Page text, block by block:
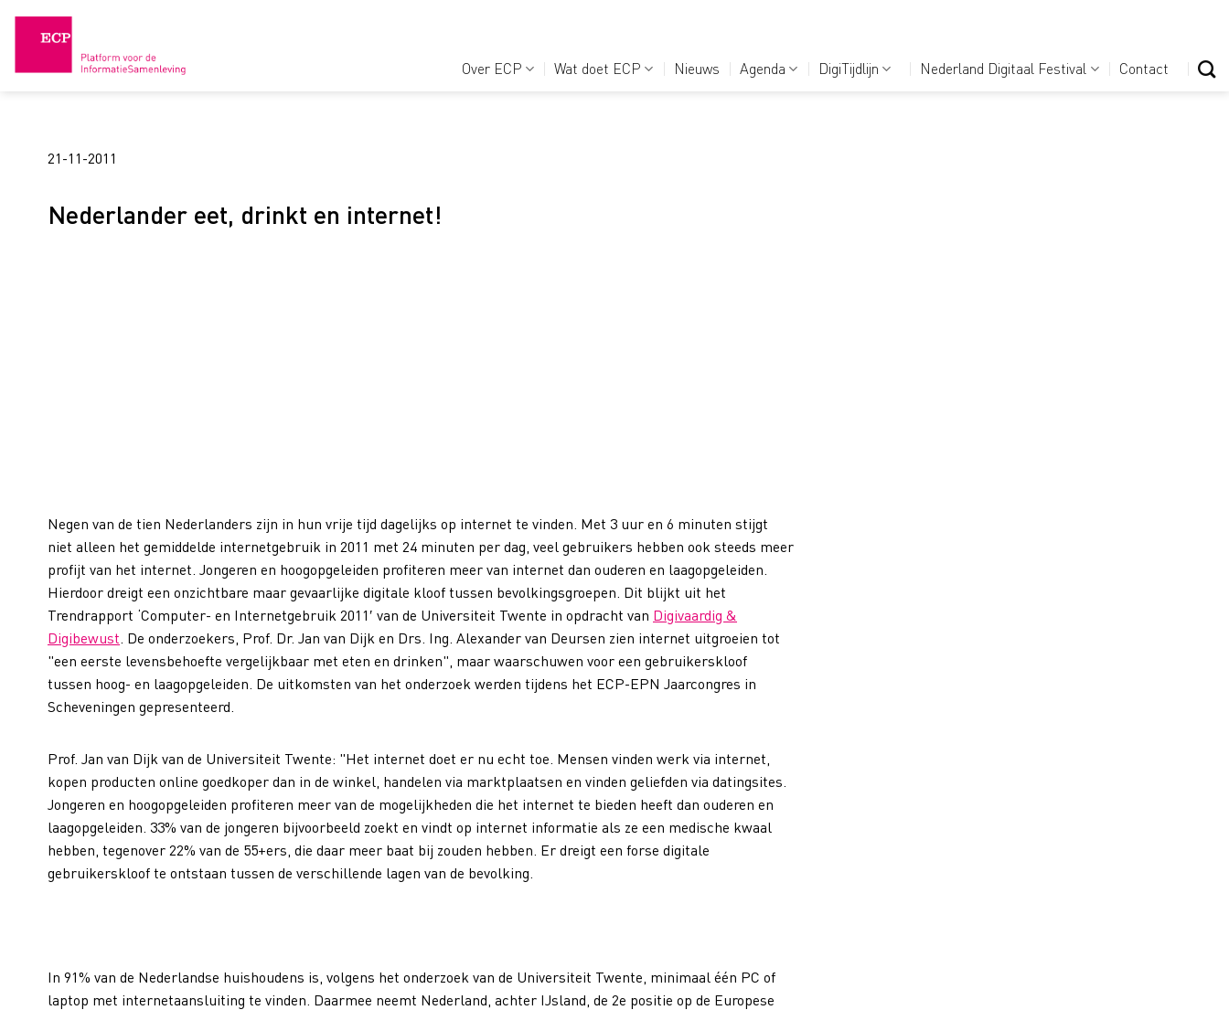
Over ECP Wat doet ECP Nieuws Agenda DigiTijdlijn Nederland Digitaal Festival Contact
21-11-2011
Nederlander eet, drinkt en internet!
Negen van de tien Nederlanders zijn in hun vrije tijd dagelijks op internet te vinden. Met 3 uur en 6 minuten stijgt
niet alleen het gemiddelde internetgebruik in 2011 met 24 minuten per dag, veel gebruikers hebben ook steeds meer
profijt van het internet. Jongeren en hoogopgeleiden profiteren meer van internet dan ouderen en laagopgeleiden.
Hierdoor dreigt een onzichtbare maar gevaarlijke digitale kloof tussen bevolkingsgroepen. Dit blijkt uit het
Trendrapport ‘Computer- en Internetgebruik 2011′ van de Universiteit Twente in opdracht van Digivaardig &
Digibewust . De onderzoekers, Prof. Dr. Jan van Dijk en Drs. Ing. Alexander van Deursen zien internet uitgroeien tot
"een eerste levensbehoefte vergelijkbaar met eten en drinken", maar waarschuwen voor een gebruikerskloof
tussen hoog- en laagopgeleiden. De uitkomsten van het onderzoek werden tijdens het ECP-EPN Jaarcongres in
Scheveningen gepresenteerd.
Prof. Jan van Dijk van de Universiteit Twente: "Het internet doet er nu echt toe. Mensen vinden werk via internet,
kopen producten online goedkoper dan in de winkel, handelen via marktplaatsen en vinden geliefden via datingsites.
Jongeren en hoogopgeleiden profiteren meer van de mogelijkheden die het internet te bieden heeft dan ouderen en
laagopgeleiden. 33% van de jongeren bijvoorbeeld zoekt en vindt op internet informatie als ze een medische kwaal
hebben, tegenover 22% van de 55+ers, die daar meer baat bij zouden hebben. Er dreigt een forse digitale
gebruikerskloof te ontstaan tussen de verschillende lagen van de bevolking.
In 91% van de Nederlandse huishoudens is, volgens het onderzoek van de Universiteit Twente, minimaal één PC of
laptop met internetaansluiting te vinden. Daarmee neemt Nederland, achter IJsland, de 2e positie op de Europese